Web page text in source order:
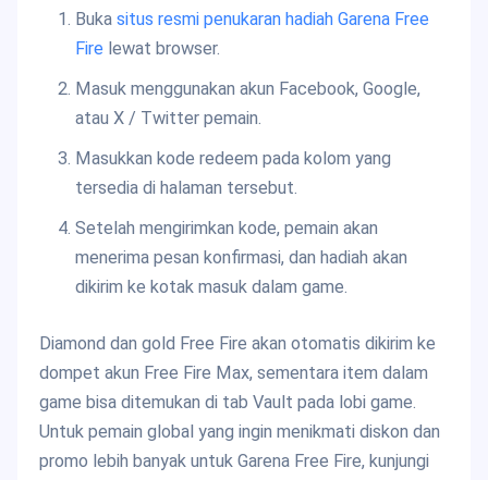
Buka situs resmi penukaran hadiah Garena Free
Firelewat browser.
Masuk menggunakan akun Facebook, Google,
atau X / Twitter pemain.
Masukkan kode redeem pada kolom yang
tersedia di halaman tersebut.
Setelah mengirimkan kode, pemain akan
menerima pesan konfirmasi, dan hadiah akan
dikirim ke kotak masuk dalam game.
Diamond dan gold Free Fire akan otomatis dikirim ke
dompet akun Free Fire Max, sementara item dalam
game bisa ditemukan di tab Vault pada lobi game.
Untuk pemain global yang ingin menikmati diskon dan
promo lebih banyak untuk Garena Free Fire, kunjungi